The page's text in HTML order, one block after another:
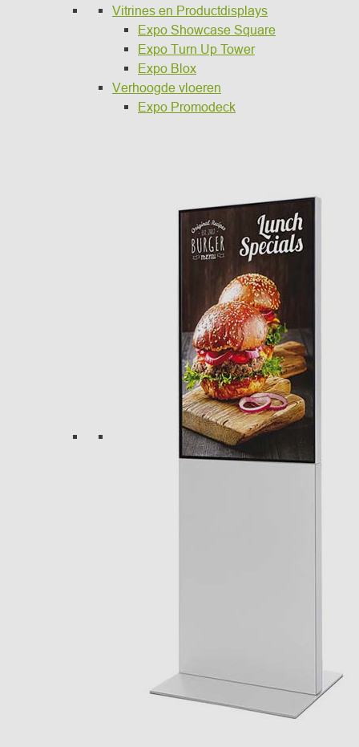
Vitrines en Productdisplays
Expo Showcase Square
Expo Turn Up Tower
Expo Blox
Verhoogde vloeren
Expo Promodeck